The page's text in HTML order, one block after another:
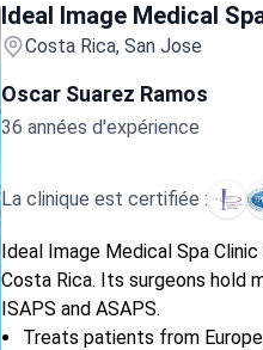
Ideal Image Medical
Costa Rica, San Jose
Oscar Suarez Ramos
36 années d'expérience
La clinique est certifiée :
Ideal Image Medical Spa
Costa Rica. Its surgeons hold
ISAPS and ASAPS.
Treats patients from